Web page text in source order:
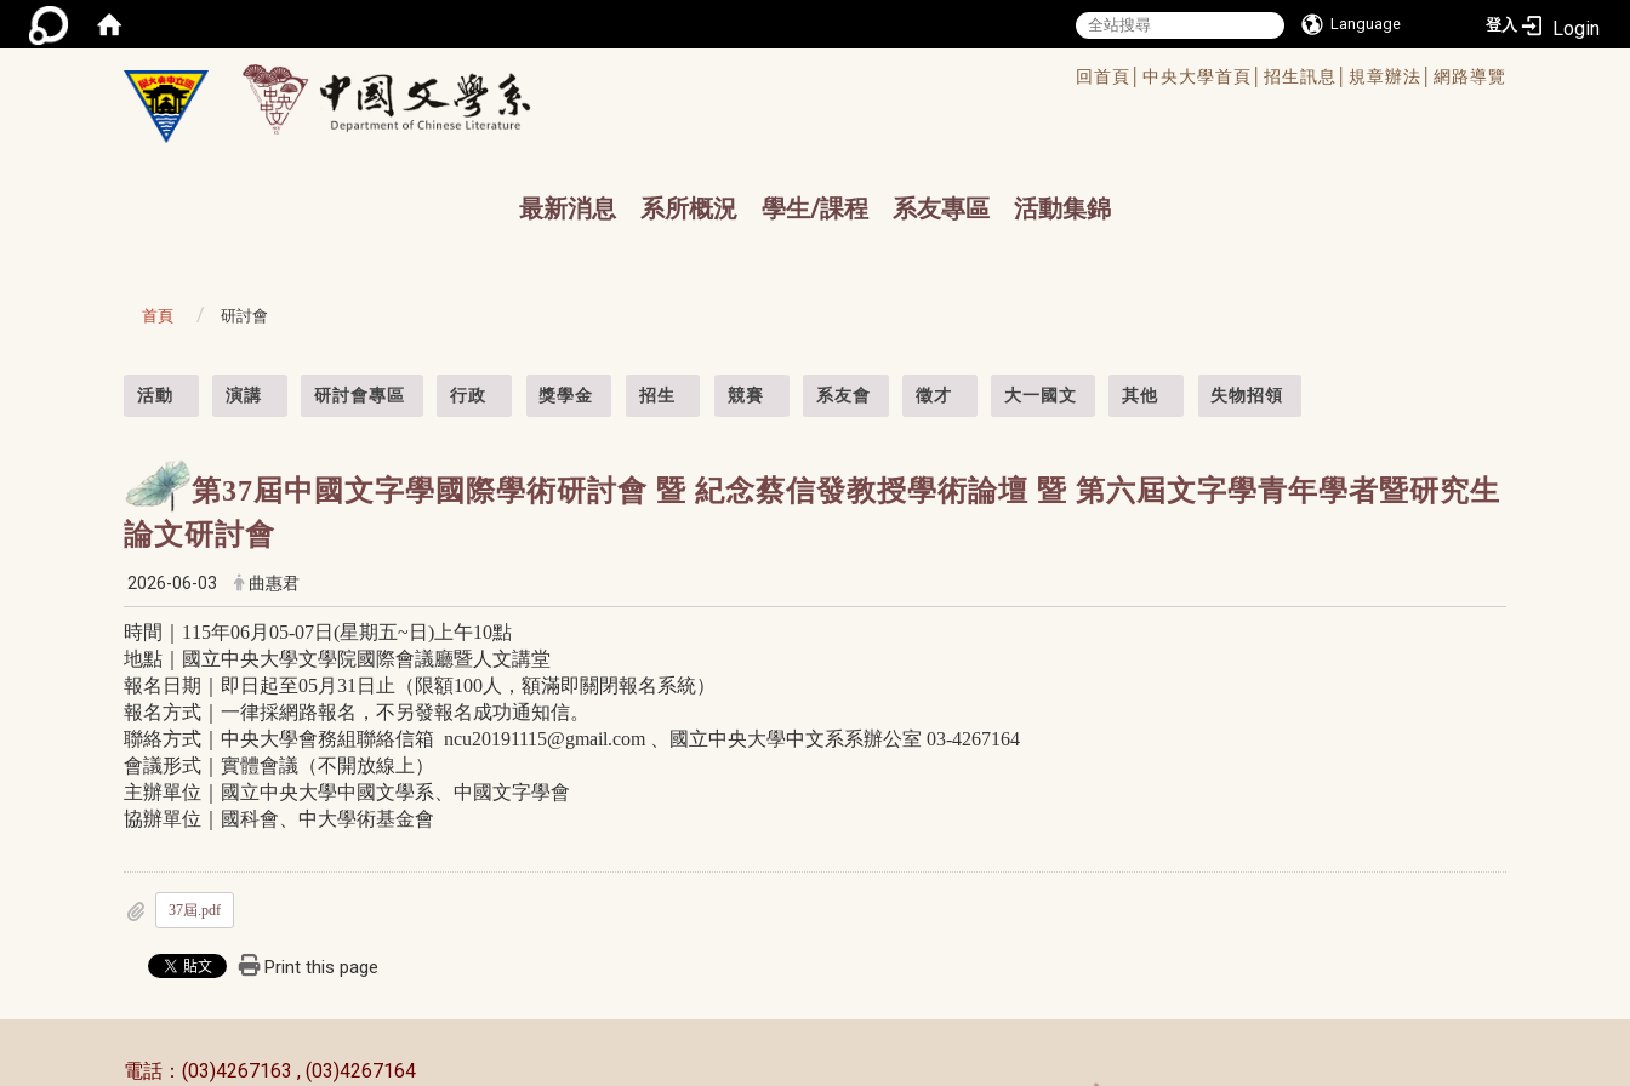
Language 登入
回首頁│ 中央大學首頁│ 招生訊息│ 規章辦法│ 網路導覽
最新消息 系所概況 學生/課程 系友專區 活動集錦
首頁 研討會
活動 演講 研討會專區 行政 獎學金 招生 競賽 系友會 徵才 大一國文 其他 失物招領
第37屆中國文字學國際學術研討會 暨 紀念蔡信發教授學術論壇 暨 第六屆文字學青年學者暨研究生
論文研討會
2026-06-03 曲惠君
時間｜ 115年06月 05-07日 (星期五~日 ) 上午10點
地點｜國立中央大學文學院國際會議廳暨人文講堂
報名日期｜即日起至05月 31 日止（限額100 人，額滿即關閉報名系統）
報名方式｜一律採網路報名，不另發報名成功通知信。
聯絡方式｜中央大學會務組聯絡信箱 ncu20191115@gmail.com 、國立中央大學中文系系辦公室 03-4267164
會議形式｜實體會議（不開放線上）
主辦單位｜國立中央大學中國文學系、中國文字學會
協辦單位｜國科會、中大學術基金會
37屆.pdf
Print this page
電話：(03)4267163 , (03)4267164